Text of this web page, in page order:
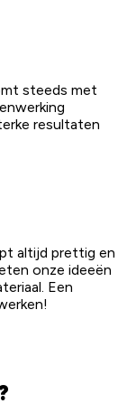
steeds met
resultaten
altijd prettig en
onze ideeën
Een